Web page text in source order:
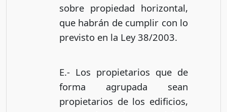
sobre propiedad horizontal,
que habrán de cumplir con lo
previsto en la Ley 38/2003.
E.- Los propietarios que de
forma agrupada sean
propietarios de los edificios,